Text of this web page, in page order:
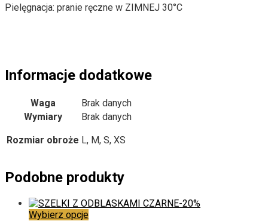
Pielęgnacja: pranie ręczne w ZIMNEJ 30°C
Informacje dodatkowe
Waga
Brak danych
Wymiary
Brak danych
Rozmiar obroże L, M, S, XS
Podobne produkty
-20%
Wybierz opcjeTen